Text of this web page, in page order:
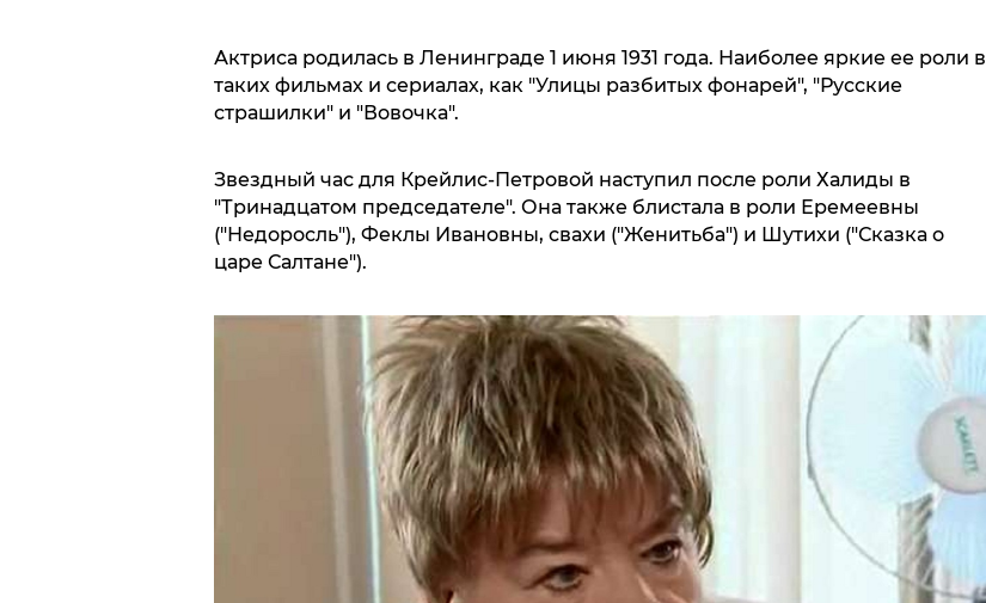
Актриса родилась в Ленинграде 1 июня 1931 года. Наиболее яркие ее роли в
таких фильмах и сериалах, как "Улицы разбитых фонарей", "Русские
страшилки" и "Вовочка".
Звездный час для Крейлис-Петровой наступил после роли Халиды в
"Тринадцатом председателе". Она также блистала в роли Еремеевны
("Недоросль"), Феклы Ивановны, свахи ("Женитьба") и Шутихи ("Сказка о
царе Салтане").